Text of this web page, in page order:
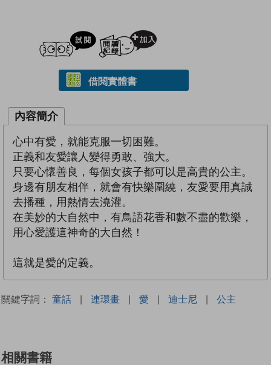
試閲
借閱實體書
內容簡介
心中有愛，就能克服一切困難。
正義和友愛讓人變得勇敢、強大。
只要心懷善良，每個女孩子都可以是高貴的公主。
身邊有朋友相伴，就會有快樂圍繞，友愛要用真誠
去播種，用熱情去澆灌。
在美妙的大自然中，有鳥語花香和數不盡的歡樂，
用心愛護這神奇的大自然！
這就是愛的定義。
關鍵字詞： 童話 | 連環畫 | 愛 | 迪士尼 | 公主
相關書籍